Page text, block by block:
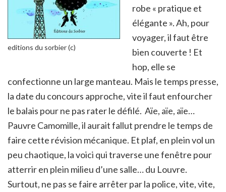
editions du sorbier (c)
robe « pratique et
élégante ». Ah, pour
voyager, il faut être
bien couverte ! Et
hop, elle se
confectionne un large manteau. Mais le temps presse,
la date du concours approche, vite il faut enfourcher
le balais pour ne pas rater le défilé. Aïe, aïe, aïe…
Pauvre Camomille, il aurait fallut prendre le temps de
faire cette révision mécanique. Et plaf, en plein vol un
peu chaotique, la voici qui traverse une fenêtre pour
atterrir en plein milieu d’une salle… du Louvre.
Surtout, ne pas se faire arrêter par la police, vite, vite,